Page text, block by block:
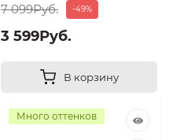
7 099Руб. -49%
3 599Руб.
В корзину
Много оттенков